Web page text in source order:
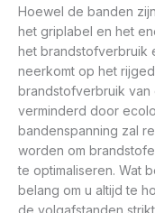
Hoewel de banden
het griplabel en het
het brandstofverbruik
neerkomt op het
brandstofverbruik van
verminderd door
bandenspanning zal
worden om
te optimaliseren. Wat
belang om u altijd te
de volgafstanden